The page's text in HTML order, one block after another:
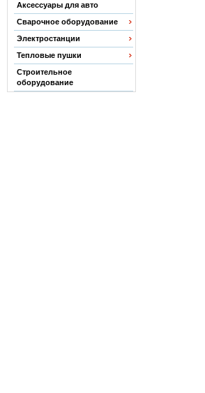
Аксессуары для авто
Сварочное оборудование
Электростанции
Тепловые пушки
Строительное
оборудование